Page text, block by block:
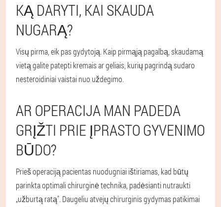
KĄ DARYTI, KAI SKAUDA
NUGARĄ?
Visų pirma, eik pas gydytoją. Kaip pirmąją pagalbą, skaudamą
vietą galite patepti kremais ar geliais, kurių pagrindą sudaro
nesteroidiniai vaistai nuo uždegimo.
AR OPERACIJA MAN PADEDA
GRĮŽTI PRIE ĮPRASTO GYVENIMO
BŪDO?
Prieš operaciją pacientas nuodugniai ištiriamas, kad būtų
parinkta optimali chirurginė technika, padėsianti nutraukti
„užburtą ratą". Daugeliu atvejų chirurginis gydymas patikimai